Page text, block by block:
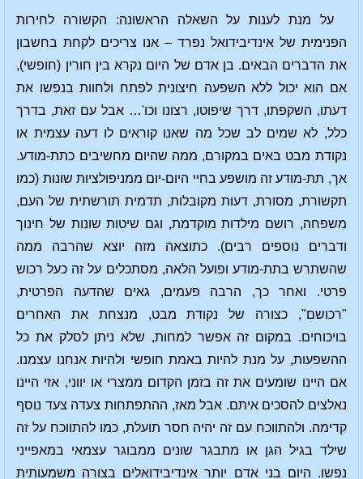
על מנת לענות על השאלה הראשונה: הקשורה לחירות
הפנימית של אינדיבידואל נפרד – אנו צריכים לקחת בחשבון
את הדברים הבאים. בן אדם של היום נקרא בין חורין (חופשי),
אם הוא יכול ללא השפעה חיצונית לפתח ולחוות בנפשו את
דעתו, השקפתו, דרך שיפוטו, רצונו וכו'… אבל עם זאת, בדרך
כלל, לא שמים לב שכל מה שאנו קוראים לו דעה עצמית או
נקודת מבט באים במקורם, ממה שהיום מחשיבים כתת-מודע.
אך, תת-מודע זה מושפע בחיי היום-יום ממניפולציות שונות (כמו
תקשורת, מסורת, דעות מקובלות, תדמית תורשתית של העם,
משפחה, רושם מילדות מוקדמת, וגם שיטות שונות של חינוך
ודברים נוספים רבים). כתוצאה מזה יוצא שהרבה ממה
שהשתרש בתת-מודע ופועל הלאה, מסתכלים על זה כעל רכוש
פרטי. ואחר כך, הרבה פעמים, גאים שהדעה הפרטית,
"רכושם", כצורה של נקודת מבט, מנצחת את האחרים
בויכוחים. במקום זה אפשר למחות, שלא ניתן לסלק את כל
ההשפעות, על מנת להיות באמת חופשי ולהיות אנחנו עצמנו.
אם היינו שומעים את זה בזמן הקדום ממצרי או יווני, אזי היינו
נאלצים להסכים איתם. אבל מאז, ההתפתחות צעדה צעד נוסף
קדימה. ולהתווכח עם זה יהיה חסר תועלת, כמו להתווכח על זה
שילד בגיל הגן או מתבגר שונים ממבוגר עצמאי במאפייני
נפשו. היום בני אדם יותר אינדיבידואלים בצורה משמעותית